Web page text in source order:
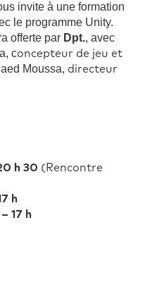
invite à une formation
le programme Unity.
offerte par Dpt., avec
concepteur de jeu et
Moussa, directeur
h 30 (Rencontre
h
17 h